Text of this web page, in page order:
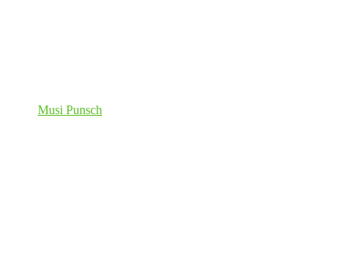
Musi Punsch